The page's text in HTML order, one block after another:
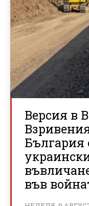
Версия в
България
във